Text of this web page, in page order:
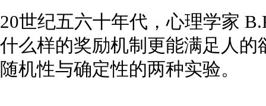
20世纪五六十年代，心理学家
什么样的奖励机制更能满足人
随机性与确定性的两种实验。